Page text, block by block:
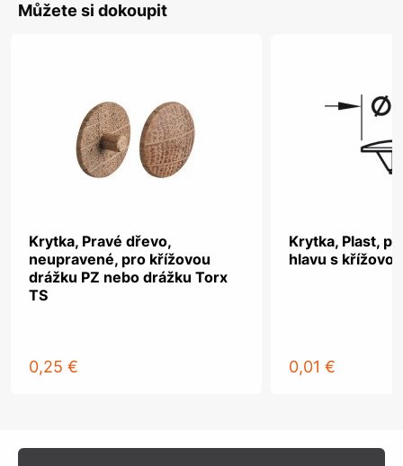
Můžete si dokoupit
Krytka, Pravé dřevo,
neupravené, pro křížovou
drážku PZ nebo drážku Torx
TS
0,25 €
Krytka, Plast,
hlavu s
0,01 €